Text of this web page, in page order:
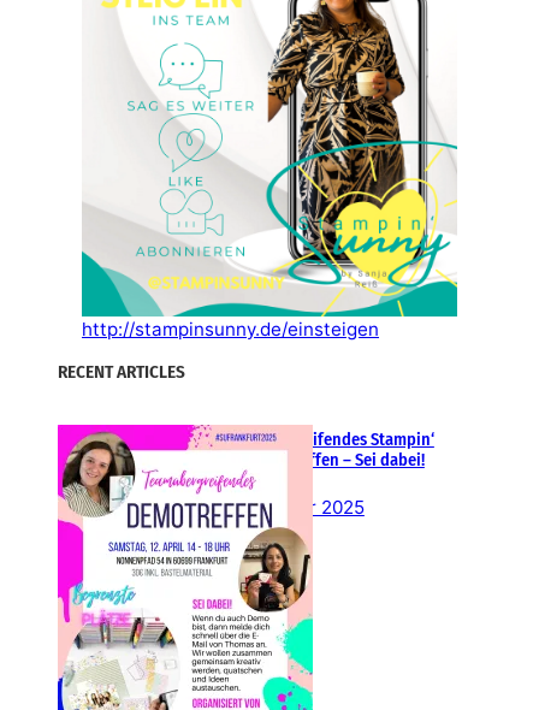
http://stampinsunny.de/einsteigen
RECENT ARTICLES
Teamübergreifendes Stampin‘
Up! Demotreffen – Sei dabei!
26. Februar 2025